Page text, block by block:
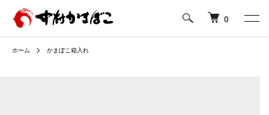
0
ホーム かまぼこ箱入れ